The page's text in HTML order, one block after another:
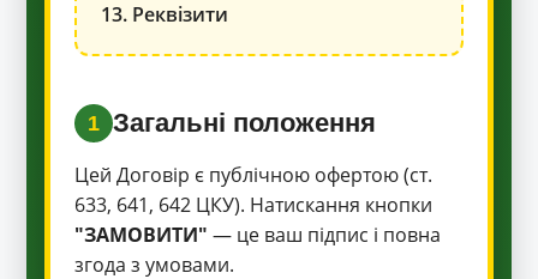
13. Реквізити
1 Загальні положення
Цей Договір є публічною офертою (ст.
633, 641, 642 ЦКУ). Натискання кнопки
"ЗАМОВИТИ" — це ваш підпис і повна
згода з умовами.